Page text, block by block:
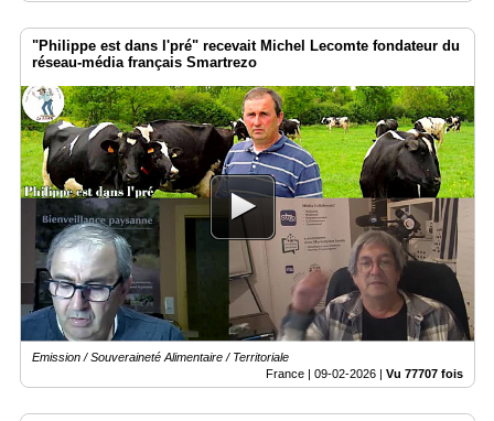
"Philippe est dans l'pré" recevait Michel Lecomte fondateur du
réseau-média français Smartrezo
Emission / Souveraineté Alimentaire / Territoriale
France | 09-02-2026 | Vu 77707 fois